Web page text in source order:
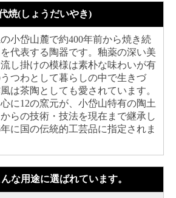
焼(しょうだいやき)
小岱山麓で約400年前から焼き続
代表する陶器です。釉薬の深い美
し掛けの模様は素朴な味わいが有
つわとして暮らしの中で生きづ
は茶陶としても愛されています。
に12の窯元が、小岱山特有の陶土
らの技術・技法を現在まで継承し
に国の伝統的工芸品に指定されま
な用途に選ばれています。